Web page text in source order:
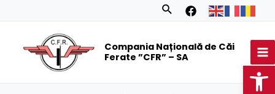
Search
Compania Națională de Căi
Ferate ”CFR” – SA